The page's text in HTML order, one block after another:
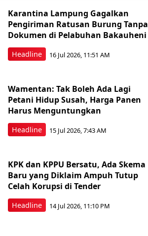
Headline
Karantina Lampung Gagalkan
Pengiriman Ratusan Burung Tanpa
Dokumen di Pelabuhan Bakauheni
16 Jul 2026, 11:51 AM
Headline
Wamentan: Tak Boleh Ada Lagi
Petani Hidup Susah, Harga Panen
Harus Menguntungkan
15 Jul 2026, 7:43 AM
Headline
KPK dan KPPU Bersatu, Ada Skema
Baru yang Diklaim Ampuh Tutup
Celah Korupsi di Tender
14 Jul 2026, 11:10 PM